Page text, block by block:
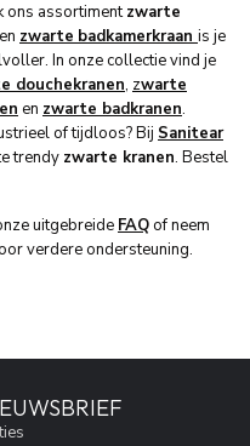
ons assortimentzwarte
zwarte badkamerkraan is je
In onze collectie vind je
douchekranen, zwarte
en zwarte badkranen.
of tijdloos? Bij Sanitear
trendy zwarte kranen. Bestel
uitgebreide FAQof neem
verdere ondersteuning.